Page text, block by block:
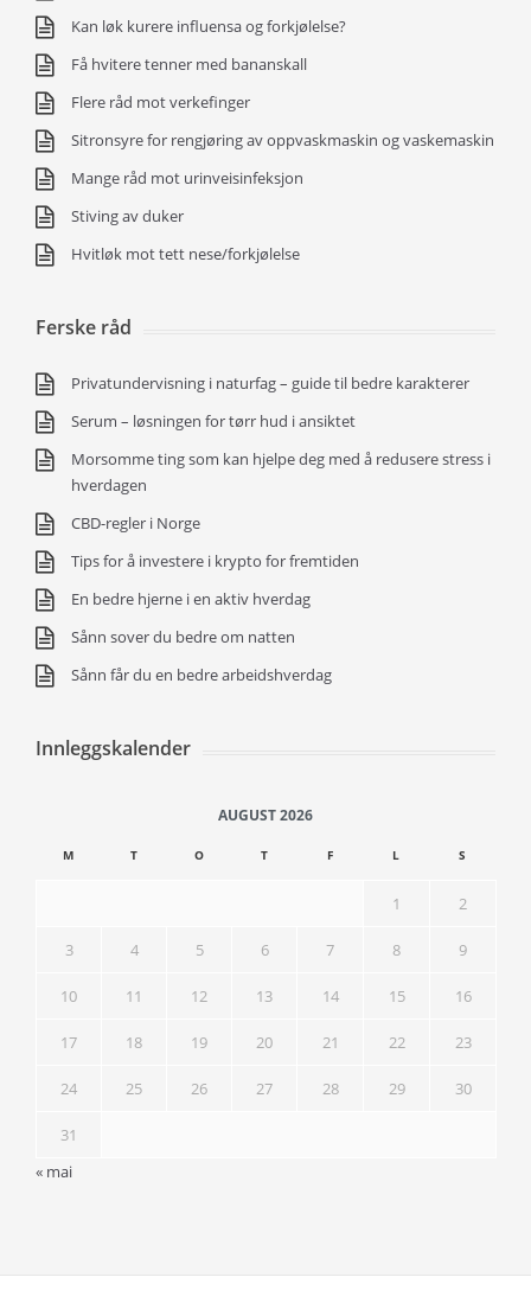
Kan løk kurere influensa og forkjølelse?
Få hvitere tenner med bananskall
Flere råd mot verkefinger
Sitronsyre for rengjøring av oppvaskmaskin og vaskemaskin
Mange råd mot urinveisinfeksjon
Stiving av duker
Hvitløk mot tett nese/forkjølelse
Ferske råd
Privatundervisning i naturfag – guide til bedre karakterer
Serum – løsningen for tørr hud i ansiktet
Morsomme ting som kan hjelpe deg med å redusere stress i
hverdagen
CBD-regler i Norge
Tips for å investere i krypto for fremtiden
En bedre hjerne i en aktiv hverdag
Sånn sover du bedre om natten
Sånn får du en bedre arbeidshverdag
Innleggskalender
AUGUST 2026
M T O T F L S
1 2
3 4 5 6 7 8 9
10 11 12 13 14 15 16
17 18 19 20 21 22 23
24 25 26 27 28 29 30
31
« mai